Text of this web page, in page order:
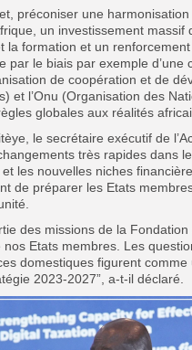
préconiser une
un investissement massif
la formation et un
par le biais par exemple d’une
de coopération et de
et l’Onu (Organisation des
globales aux réalités
le secrétaire exécutif de
très rapides dans
les nouvelles niches
de préparer les Etats
des missions de la
nos Etats membres. Les
domestiques figurent
2023-2027”, a-t-il déclaré.